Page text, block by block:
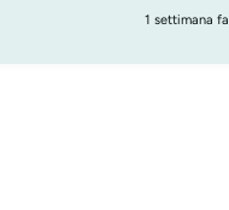
2 settimane fa